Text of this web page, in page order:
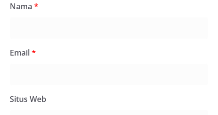
Nama *
Email*
Situs Web